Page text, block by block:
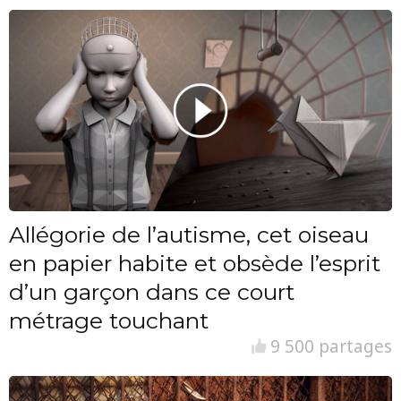
Allégorie de l’autisme, cet oiseau
en papier habite et obsède l’esprit
d’un garçon dans ce court
métrage touchant
9 500 partages